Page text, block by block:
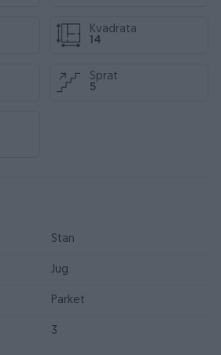
Kvadrata
14
Sprat
5
Stan
Jug
Parket
3